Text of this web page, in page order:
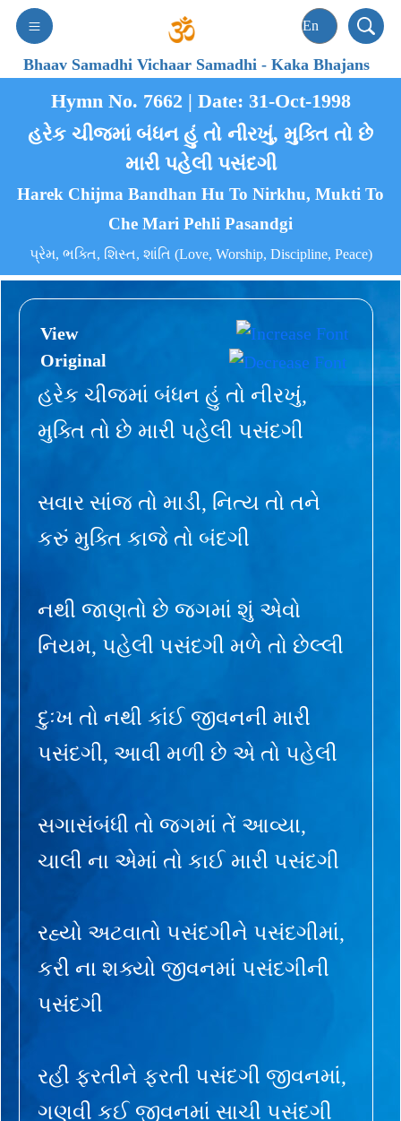
Bhaav Samadhi Vichaar Samadhi-Kaka Bhajans
Hymn No. 7662 | Date: 31-Oct-1998
હરેક ચીજમાં બંધન હું તો નીરખું, મુક્તિ તો છે
મારી પહેલી પસંદગી
Harek Chijma Bandhan Hu To Nirkhu, Mukti To
Che Mari Pehli Pasandgi
પ્રેમ, ભક્તિ, શિસ્ત, શાંતિ (Love, Worship, Discipline, Peace)
View
Original
હરેક ચીજમાં બંધન હું તો નીરખું,
મુક્તિ તો છે મારી પહેલી પસંદગી
સવાર સાંજ તો માડી, નિત્ય તો તને
કરું મુક્તિ કાજે તો બંદગી
નથી જાણતો છે જગમાં શું એવો
નિયમ, પહેલી પસંદગી મળે તો છેલ્લી
દુઃખ તો નથી કાંઈ જીવનની મારી
પસંદગી, આવી મળી છે એ તો પહેલી
સગાસંબંધી તો જગમાં તેં આવ્યા,
ચાલી ના એમાં તો કાઈ મારી પસંદગી
રહ્યો અટવાતો પસંદગીને પસંદગીમાં,
કરી ના શક્યો જીવનમાં પસંદગીની
પસંદગી
રહી ફરતીને ફરતી પસંદગી જીવનમાં,
ગણવી કઈ જીવનમાં સાચી પસંદગી